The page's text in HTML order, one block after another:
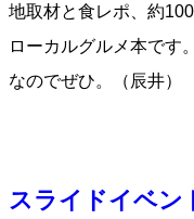
地取材と食レポ、約
ローカルグルメ本です
なのでぜひ。（辰井）
スライドイベ